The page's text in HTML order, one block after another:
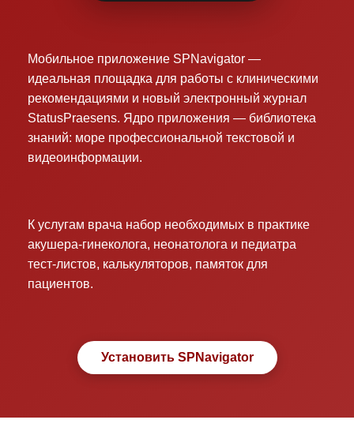
Мобильное приложение SPNavigator —
идеальная площадка для работы с клиническими
рекомендациями и новый электронный журнал
StatusPraesens. Ядро приложения — библиотека
знаний: море профессиональной текстовой и
видеоинформации.
К услугам врача набор необходимых в практике
акушера-гинеколога, неонатолога и педиатра
тест-листов, калькуляторов, памяток для
пациентов.
Установить SPNavigator